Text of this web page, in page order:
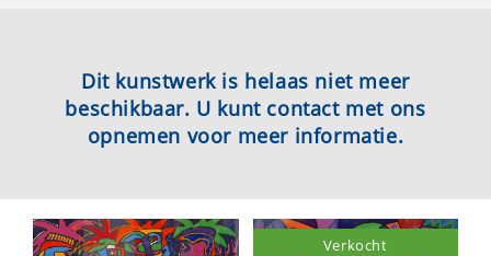
Dit kunstwerk is helaas niet meer
beschikbaar. U kunt contact met ons
opnemen voor meer informatie.
Verkocht